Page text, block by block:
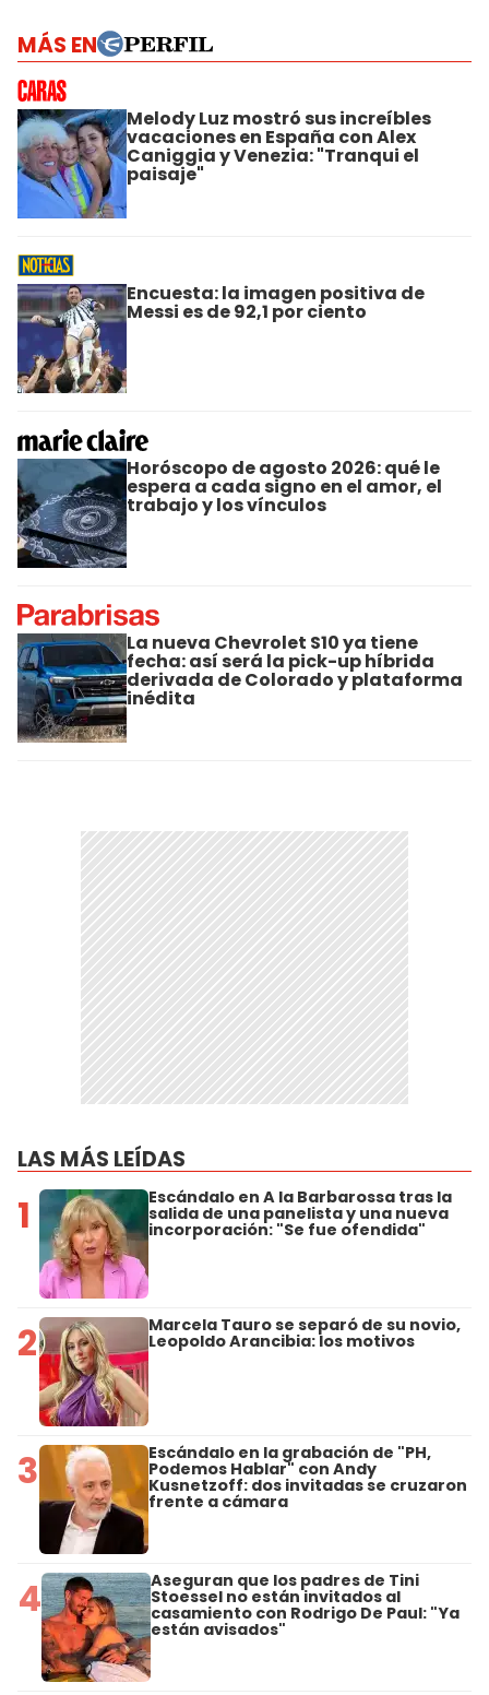
MÁS EN
Melody Luz mostró sus increíbles
vacaciones en España con Alex
Caniggia y Venezia: "Tranqui el
paisaje"
Encuesta: la imagen positiva de
Messi es de 92,1 por ciento
Horóscopo de agosto 2026: qué le
espera a cada signo en el amor, el
trabajo y los vínculos
La nueva Chevrolet S10 ya tiene
fecha: así será la pick-up híbrida
derivada de Colorado y plataforma
inédita
LAS MÁS LEÍDAS
1 Escándalo en A la Barbarossa tras la
salida de una panelista y una nueva
incorporación: "Se fue ofendida"
2 Marcela Tauro se separó de su novio,
Leopoldo Arancibia: los motivos
3 Escándalo en la grabación de "PH,
Podemos Hablar" con Andy
Kusnetzoff: dos invitadas se cruzaron
frente a cámara
4 Aseguran que los padres de Tini
Stoessel no están invitados al
casamiento con Rodrigo De Paul: "Ya
están avisados"